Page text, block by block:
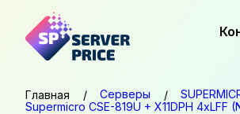
Главная Серверы
Supermicro CSE-819U + X11DPH